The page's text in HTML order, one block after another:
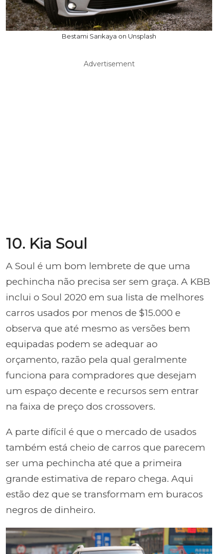
Bestami Sarıkaya on Unsplash
Advertisement
10. Kia Soul
A Soul é um bom lembrete de que uma
pechincha não precisa ser sem graça. A KBB
inclui o Soul 2020 em sua lista de melhores
carros usados por menos de $15.000 e
observa que até mesmo as versões bem
equipadas podem se adequar ao
orçamento, razão pela qual geralmente
funciona para compradores que desejam
um espaço decente e recursos sem entrar
na faixa de preço dos crossovers.
A parte difícil é que o mercado de usados
também está cheio de carros que parecem
ser uma pechincha até que a primeira
grande estimativa de reparo chega. Aqui
estão dez que se transformam em buracos
negros de dinheiro.